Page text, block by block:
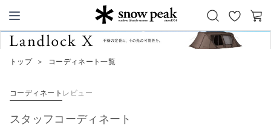
Snow Peak
お
気
カ
トップ ＞ コーディネート一覧
コーディネート レビュー
スタッフコーディネート